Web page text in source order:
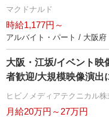
マクドナルド
時給1,177円～
アルバイト・パート / 大阪府
大阪・江坂/イベント映
者歓迎/大規模映像演出
ヒビノメディアテクニカル株
月給20万円～27万円